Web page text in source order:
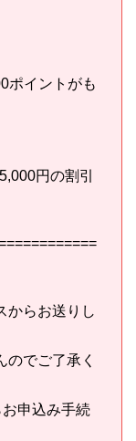
ポイントがも
円の割引
からお送りし
のでご了承く
申込み手続